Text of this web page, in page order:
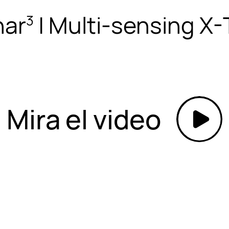
3 | Multi-sensing X-
Mira el video